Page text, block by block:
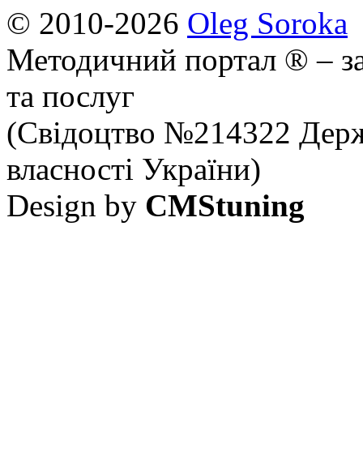
© 2010-2026 Oleg Soroka
Методичний портал ® –
та послуг
(Свідоцтво №214322
власності України)
Design by CMStuning